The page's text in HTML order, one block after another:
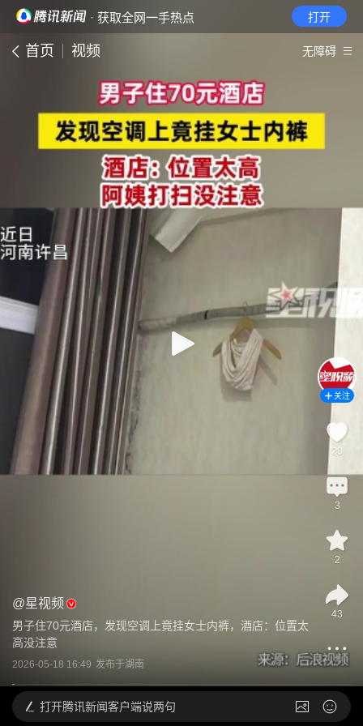
· 获取全网一手热点 打开
首页 视频 无障碍
@星视频
男子住70元酒店，发现空调上竟挂女士内裤，酒店：位置太
高没注意
2026-05-18 16:49 发布于湖南
关注
20
3
2
43
打开腾讯新闻客户端说两句